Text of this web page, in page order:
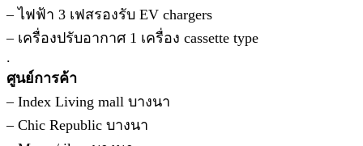
– ไฟฟ้า 3 เฟสรองรับ EV chargers
– เครื่องปรับอากาศ 1 เครื่อง cassette type
.
ศูนย์การค้า
– Index Living mall บางนา
– Chic Republic บางนา